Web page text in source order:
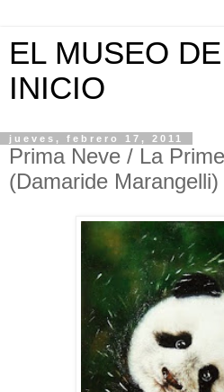
EL MUSEO
INICIO
jueves, febrero 17, 2011
Prima Neve / La
(Damaride Marangelli)